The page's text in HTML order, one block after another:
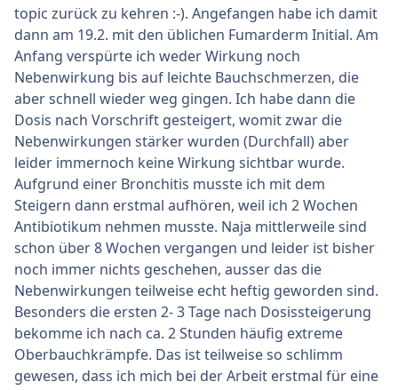
topic zurück zu kehren :-). Angefangen habe ich damit
dann am 19.2. mit den üblichen Fumarderm Initial. Am
Anfang verspürte ich weder Wirkung noch
Nebenwirkung bis auf leichte Bauchschmerzen, die
aber schnell wieder weg gingen. Ich habe dann die
Dosis nach Vorschrift gesteigert, womit zwar die
Nebenwirkungen stärker wurden (Durchfall) aber
leider immernoch keine Wirkung sichtbar wurde.
Aufgrund einer Bronchitis musste ich mit dem
Steigern dann erstmal aufhören, weil ich 2 Wochen
Antibiotikum nehmen musste. Naja mittlerweile sind
schon über 8 Wochen vergangen und leider ist bisher
noch immer nichts geschehen, ausser das die
Nebenwirkungen teilweise echt heftig geworden sind.
Besonders die ersten 2- 3 Tage nach Dosissteigerung
bekomme ich nach ca. 2 Stunden häufig extreme
Oberbauchkrämpfe. Das ist teilweise so schlimm
gewesen, dass ich mich bei der Arbeit erstmal für eine